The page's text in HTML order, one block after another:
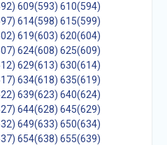
609(593) 610(594)
614(598) 615(599)
619(603) 620(604)
624(608) 625(609)
629(613) 630(614)
634(618) 635(619)
639(623) 640(624)
644(628) 645(629)
649(633) 650(634)
654(638) 655(639)